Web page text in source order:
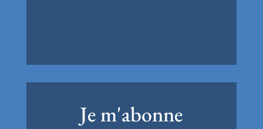
Je m'abonne